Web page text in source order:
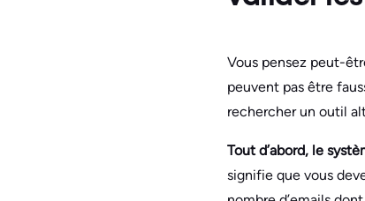
Vous pensez peut-
peuvent pas être
rechercher un outil
Tout d’abord, le
signifie que vous